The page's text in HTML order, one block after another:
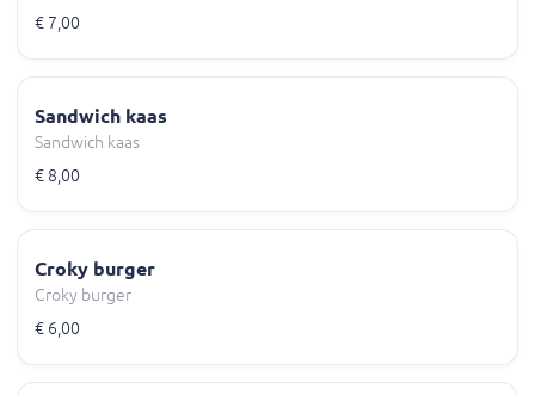
€ 7,00
Sandwich kaas
Sandwich kaas
€ 8,00
Croky burger
Croky burger
€ 6,00